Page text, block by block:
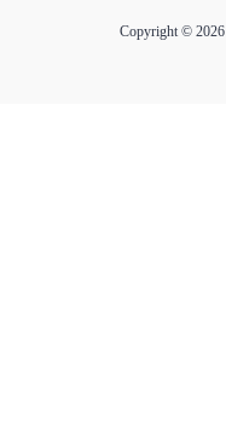
Copyright © 2026